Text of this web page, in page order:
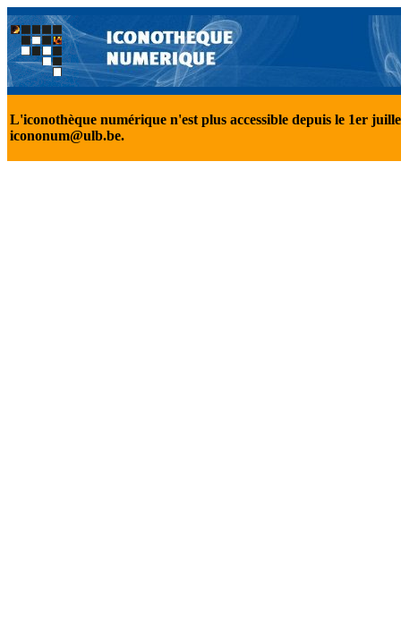
L'iconothèque numérique n'est plus accessible depuis le 1er
icononum@ulb.be.